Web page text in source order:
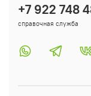
+7 922 748
справочная служба